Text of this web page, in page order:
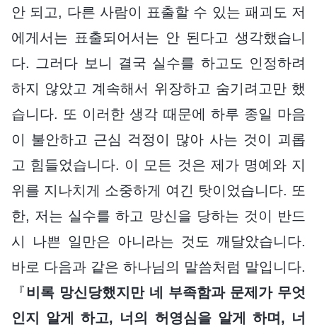
안 되고, 다른 사람이 표출할 수 있는 패괴도 저
에게서는 표출되어서는 안 된다고 생각했습니
다. 그러다 보니 결국 실수를 하고도 인정하려
하지 않았고 계속해서 위장하고 숨기려고만 했
습니다. 또 이러한 생각 때문에 하루 종일 마음
이 불안하고 근심 걱정이 많아 사는 것이 괴롭
고 힘들었습니다. 이 모든 것은 제가 명예와 지
위를 지나치게 소중하게 여긴 탓이었습니다. 또
한, 저는 실수를 하고 망신을 당하는 것이 반드
시 나쁜 일만은 아니라는 것도 깨달았습니다.
바로 다음과 같은 하나님의 말씀처럼 말입니다.
『 비록 망신당했지만 네 부족함과 문제가 무엇
인지 알게 하고, 너의 허영심을 알게 하며, 너